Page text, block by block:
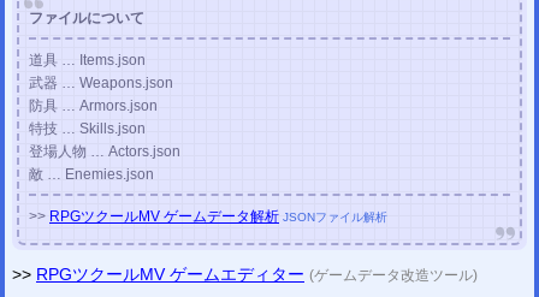
ファイルについて
道具 … Items.json
武器 … Weapons.json
防具 … Armors.json
特技 … Skills.json
登場人物 … Actors.json
敵 … Enemies.json
>> RPGツクールMV ゲームデータ解析 JSONファイル解析
>> RPGツクールMV ゲームエディター (ゲームデータ改造ツール)